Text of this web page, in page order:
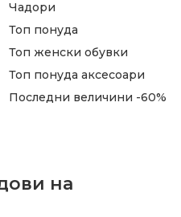
Чадори
Топ понуда
Топ женски обувки
Топ понуда аксесоари
Последни величини -60%
на